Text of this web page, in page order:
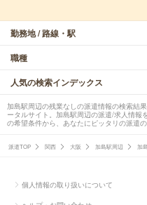
勤務地 / 路線・駅
職種
人気の検索インデックス
加島駅周辺の残業なしの派遣情報の検索結
ータルサイト。加島駅周辺の派遣/求人情
の希望条件から、あなたにピッタリの派遣の
派遣TOP 関西 大阪 加島駅周辺 加
個人情報の取り扱いについて